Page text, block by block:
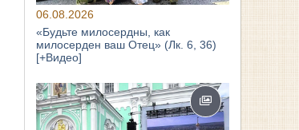
06.08.2026
«Будьте милосердны, как
милосерден ваш Отец» (Лк. 6, 36)
[+Видео]